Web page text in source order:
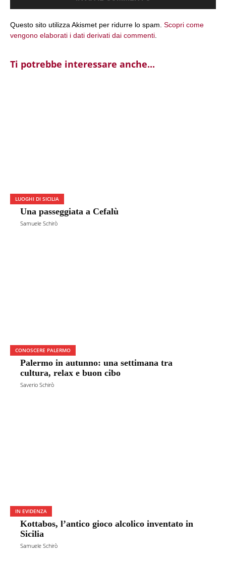
Questo sito utilizza Akismet per ridurre lo spam. Scopri come
vengono elaborati i dati derivati dai commenti
Ti potrebbe interessare anche...
LUOGHI DI SICILIA
Una passeggiata a Cefalù
Samuele Schirò
CONOSCERE PALERMO
Palermo in autunno: una settimana tra
cultura, relax e buon cibo
Saverio Schirò
IN EVIDENZA
Kottabos, l’antico gioco alcolico inventato in
Sicilia
Samuele Schirò